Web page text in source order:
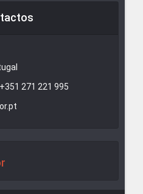
+351 271 221 995